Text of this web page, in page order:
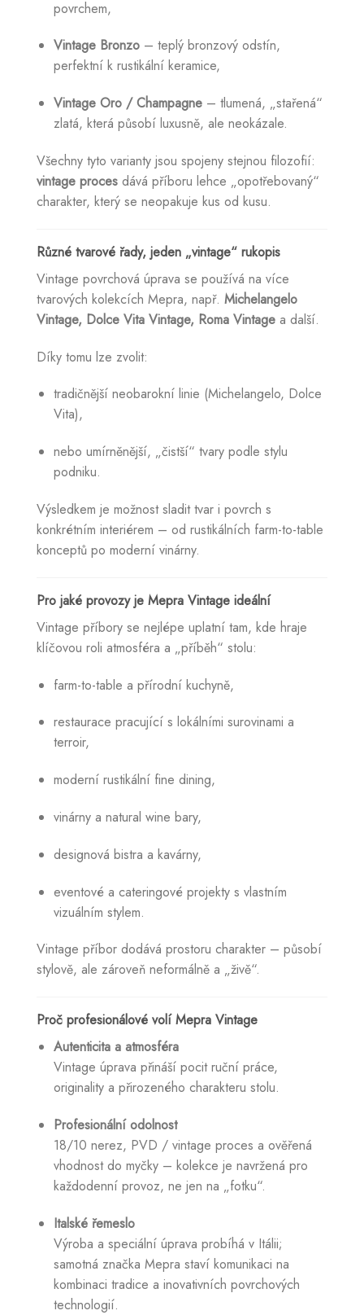
povrchem,
Vintage Bronzo– teplý bronzový odstín,
perfektní k rustikální keramice,
Vintage Oro / Champagne– tlumená, „stařená“
zlatá, která působí luxusně, ale neokázale.
Všechny tyto varianty jsou spojeny stejnou filozofií:
vintage proces dává příboru lehce „opotřebovaný“
charakter, který se neopakuje kus od kusu.
Různé tvarové řady, jeden „vintage“ rukopis
Vintage povrchová úprava se používá na více
tvarových kolekcích Mepra, např. Michelangelo
Vintage, Dolce Vita Vintage, Roma Vintage a další.
Díky tomu lze zvolit:
tradičnější neobarokní linie (Michelangelo, Dolce
Vita),
nebo umírněnější, „čistší“ tvary podle stylu
podniku.
Výsledkem je možnost sladit tvar i povrch s
konkrétním interiérem – od rustikálních farm-to-table
konceptů po moderní vinárny.
Pro jaké provozy je Mepra Vintage ideální
Vintage příbory se nejlépe uplatní tam, kde hraje
klíčovou roli atmosféra a „příběh“ stolu:
farm-to-table a přírodní kuchyně,
restaurace pracující s lokálními surovinami a
terroir,
moderní rustikální fine dining,
vinárny a natural wine bary,
designová bistra a kavárny,
eventové a cateringové projekty s vlastním
vizuálním stylem.
Vintage příbor dodává prostoru charakter – působí
stylově, ale zároveň neformálně a „živě“.
Proč profesionálové volí Mepra Vintage
Autenticita a atmosféra
Vintage úprava přináší pocit ruční práce,
originality a přirozeného charakteru stolu.
Profesionální odolnost
18/10 nerez, PVD / vintage proces a ověřená
vhodnost do myčky – kolekce je navržená pro
každodenní provoz, ne jen na „fotku“.
Italské řemeslo
Výroba a speciální úprava probíhá v Itálii;
samotná značka Mepra staví komunikaci na
kombinaci tradice a inovativních povrchových
technologií.